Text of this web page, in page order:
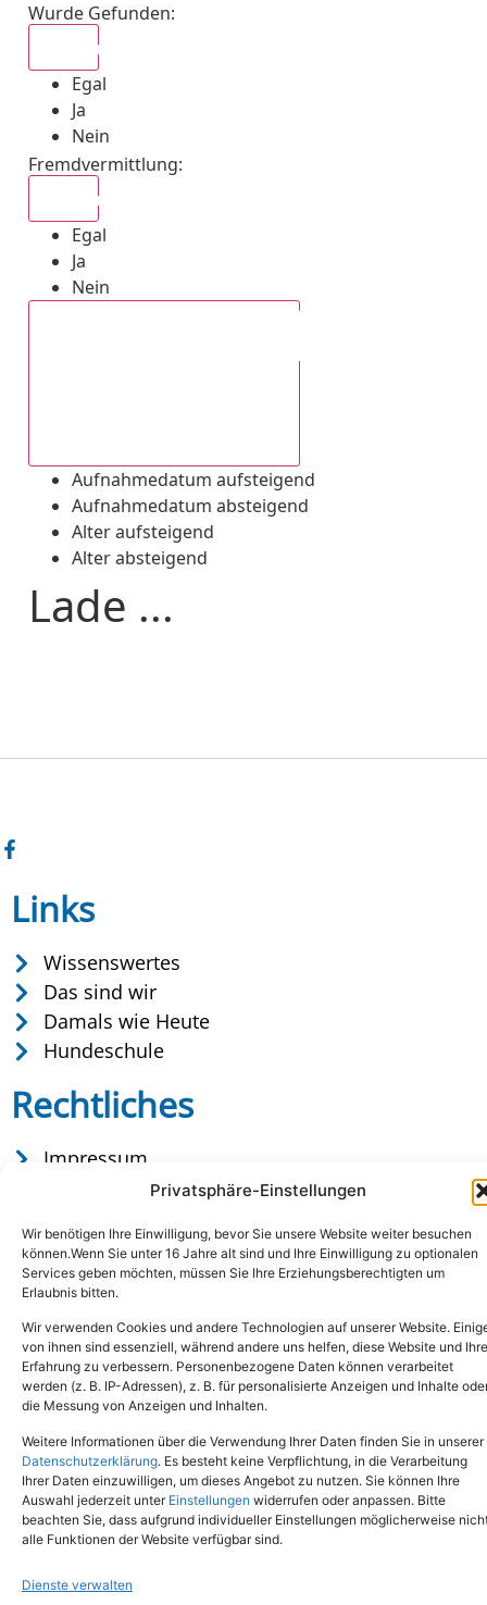
Privatsphäre-Einstellungen
Wir benötigen Ihre Einwilligung, bevor Sie unsere Website weiter besuchen
können.Wenn Sie unter 16 Jahre alt sind und Ihre Einwilligung zu optionalen
Services geben möchten, müssen Sie Ihre Erziehungsberechtigten um
Erlaubnis bitten.
Wir verwenden Cookies und andere Technologien auf unserer Website.
von ihnen sind essenziell, während andere uns helfen, diese Website und Ihre
Erfahrung zu verbessern. Personenbezogene Daten können verarbeitet
werden (z. B. IP-Adressen), z. B. für personalisierte Anzeigen und Inhalte
die Messung von Anzeigen und Inhalten.
Weitere Informationen über die Verwendung Ihrer Daten finden Sie in unserer
Datenschutzerklärung. Es besteht keine Verpflichtung, in die Verarbeitung
Ihrer Daten einzuwilligen, um dieses Angebot zu nutzen. Sie können Ihre
Auswahl jederzeit unter Einstellungen widerrufen oder anpassen. Bitte
beachten Sie, dass aufgrund individueller Einstellungen möglicherweise
alle Funktionen der Website verfügbar sind.
Dienste verwalten
Wurde Gefunden:
Egal
Ja
Nein
Fremdvermittlung:
Egal
Ja
Nein
Aufnahmedatum aufsteigend
Aufnahmedatum absteigend
Alter aufsteigend
Alter absteigend
Lade ...
Links
Wissenswertes
Das sind wir
Damals wie Heute
Hundeschule
Rechtliches
Impressum
Datenschutz
Copyright © 2024. Alle Rechte vorbehalten.
Tel.: (02651) - 77438info@tierheim-mayen.de
In der Pluns 1, 56727 Mayen